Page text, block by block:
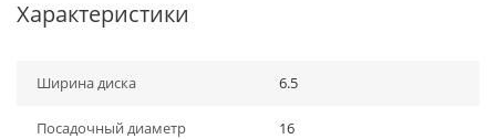
Характеристики
Ширина диска 6.5
Посадочный диаметр
16